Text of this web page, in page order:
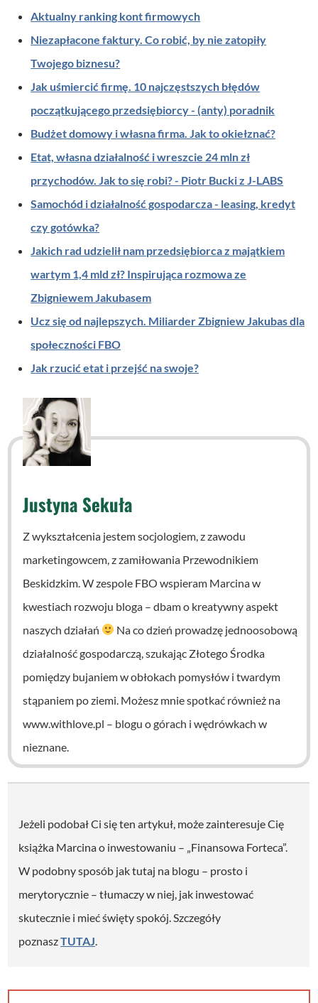
Aktualny ranking kont firmowych
Niezapłacone faktury. Co robić, by nie zatopiły
Twojego biznesu?
Jak uśmiercić firmę. 10 najczęstszych błędów
początkującego przedsiębiorcy - (anty) poradnik
Budżet domowy i własna firma. Jak to okiełznać?
Etat, własna działalność i wreszcie 24 mln zł
przychodów. Jak to się robi? - Piotr Bucki z J-LABS
Samochód i działalność gospodarcza - leasing, kredyt
czy gotówka?
Jakich rad udzielił nam przedsiębiorca z majątkiem
wartym 1,4 mld zł? Inspirująca rozmowa ze
Zbigniewem Jakubasem
Ucz się od najlepszych. Miliarder Zbigniew Jakubas dla
społeczności FBO
Jak rzucić etat i przejść na swoje?
Justyna Sekuła
Z wykształcenia jestem socjologiem, z zawodu
marketingowcem, z zamiłowania Przewodnikiem
Beskidzkim. W zespole FBO wspieram Marcina w
kwestiach rozwoju bloga – dbam o kreatywny aspekt
naszych działań
Na co dzień prowadzę jednoosobową
działalność gospodarczą, szukając Złotego Środka
pomiędzy bujaniem w obłokach pomysłów i twardym
stąpaniem po ziemi. Możesz mnie spotkać również na
www.withlove.pl – blogu o górach i wędrówkach w
nieznane.
Jeżeli podobał Ci się ten artykuł, może zainteresuje Cię
książka Marcina o inwestowaniu – „Finansowa Forteca”.
W podobny sposób jak tutaj na blogu – prosto i
merytorycznie – tłumaczy w niej, jak inwestować
skutecznie i mieć święty spokój. Szczegóły
poznaszTUTAJ.